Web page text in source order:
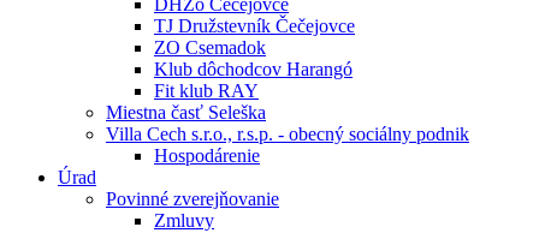
DHZo Čečejovce
TJ Družstevník Čečejovce
ZO Csemadok
Klub dôchodcov Harangó
Fit klub RAY
Miestna časť Seleška
Villa Cech s.r.o., r.s.p. - obecný sociálny podnik
Hospodárenie
Úrad
Povinné zverejňovanie
Zmluvy